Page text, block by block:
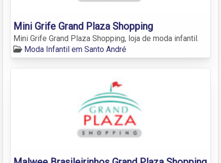
Mini Grife Grand Plaza Shopping
Mini Grife Grand Plaza Shopping, loja de moda infantil.
Moda Infantil em Santo André